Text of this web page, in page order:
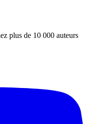
plus de 10 000 auteurs